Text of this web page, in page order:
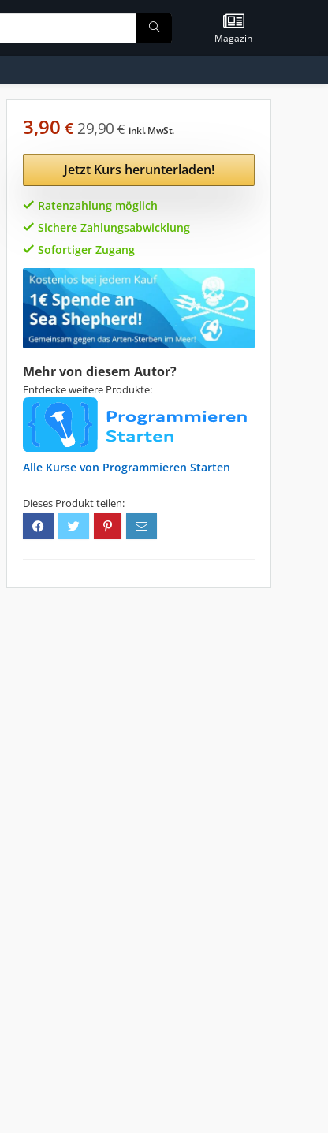
Magazin
29,90€
3,90 € inkl. MwSt.
Jetzt Kurs herunterladen!
Ratenzahlung möglich
Sichere Zahlungsabwicklung
Sofortiger Zugang
Mehr von diesem Autor?
Entdecke weitere Produkte:
Programmieren Starten